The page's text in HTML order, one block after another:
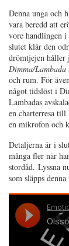
Denna unga och
vara beredd att
vore handlingen
slutet klår den
drömtjejen håller
Dimma/Lambada
och rum. För
något tidslöst i
Lambadas
en charterresa
en mikrofon och
Detaljerna är i
många fler när
stordåd. Lyssna
som släpps